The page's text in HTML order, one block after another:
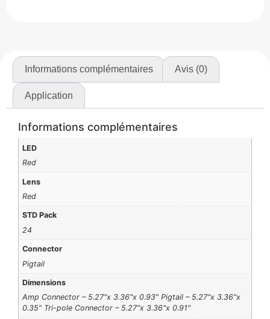
Informations complémentaires Avis (0)
Application
Informations complémentaires
LED
Red
Lens
Red
STD Pack
24
Connector
Pigtail
Dimensions
Amp Connector – 5.27"x 3.36"x 0.93" Pigtail – 5.27"x 3.36"x
0.35" Tri-pole Connector – 5.27"x 3.36"x 0.91"